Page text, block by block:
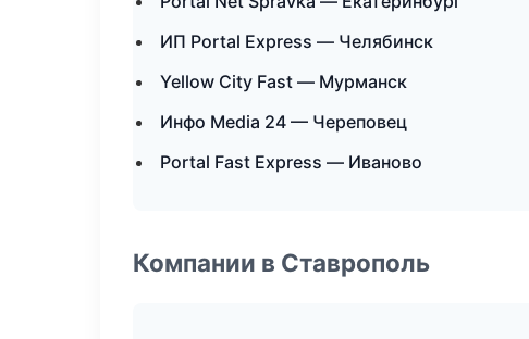
ИП Portal Express — Челябинск
Yellow City Fast — Мурманск
Инфо Media 24 — Череповец
Portal Fast Express — Иваново
Компании в Ставрополь